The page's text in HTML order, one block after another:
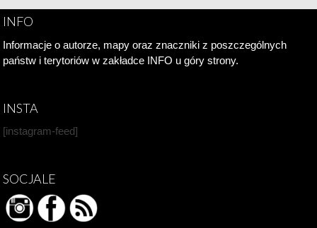
INFO
Informacje o autorze, mapy oraz znaczniki z poszczególnych
państw i terytoriów w zakładce INFO u góry strony.
INSTA
[instagram-feed]
SOCJALE